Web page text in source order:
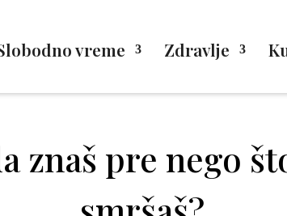
vreme Zdravlje
znaš pre nego